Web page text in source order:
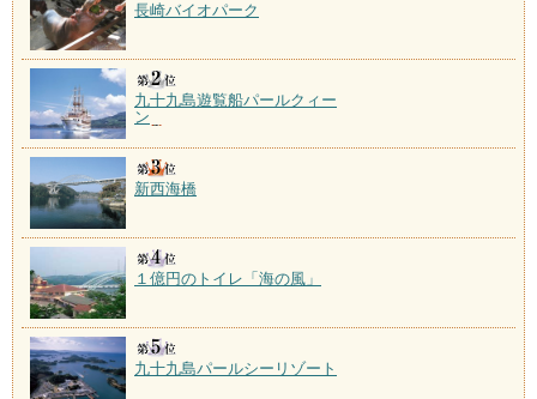
長崎バイオパーク
九十九島遊覧船パールクィー
ン
新西海橋
１億円のトイレ「海の風」
九十九島パールシーリゾート